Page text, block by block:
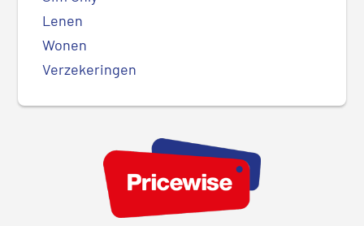
Lenen
Wonen
Verzekeringen